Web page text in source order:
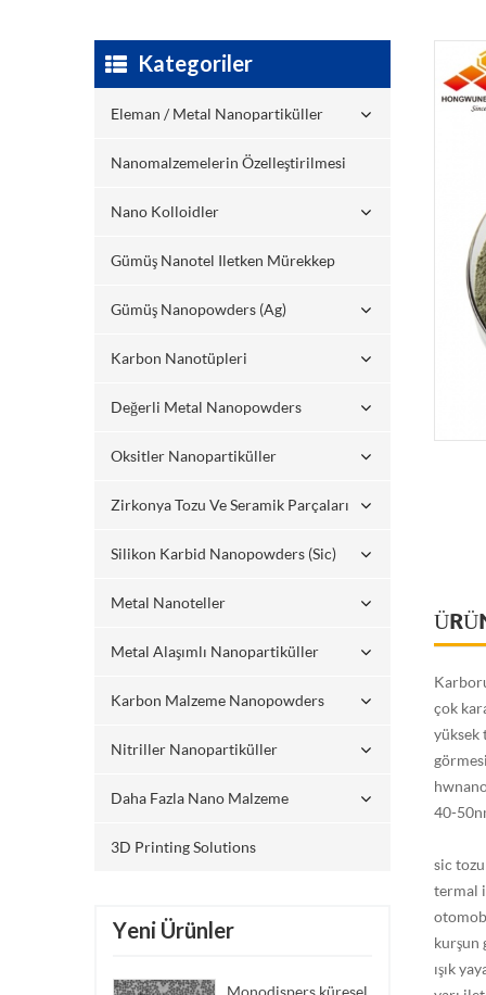
Kategoriler
Eleman / Metal Nanopartiküller
Nanomalzemelerin Özelleştirilmesi
Nano Kolloidler
Gümüş Nanotel Iletken Mürekkep
Gümüş Nanopowders (ag)
Karbon Nanotüpleri
Değerli Metal Nanopowders
Oksitler Nanopartiküller
Zirkonya Tozu Ve Seramik Parçaları
Silikon Karbid Nanopowders (sic)
Metal Nanoteller
Metal Alaşımlı Nanopartiküller
Karbon Malzeme Nanopowders
Nitriller Nanopartiküller
Daha Fazla Nano Malzeme
3D Printing Solutions
Yeni Ürünler
Monodispers küresel
çok
yüksek
40-
sic
termal
kurşun
ışık